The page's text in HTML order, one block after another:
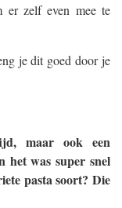
er zelf even mee te
je dit goed door je
maar ook een
het was super snel
pasta soort? Die